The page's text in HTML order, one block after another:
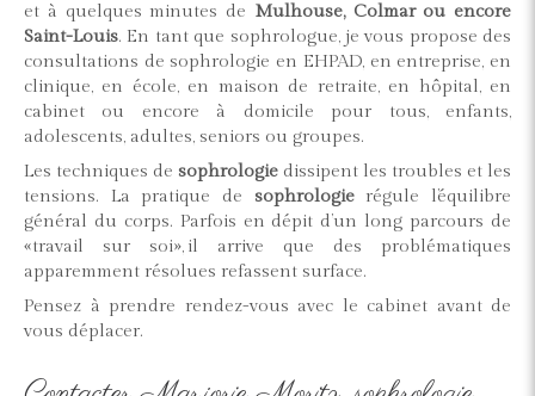
et à quelques minutes de Mulhouse, Colmar ou encore
Saint-Louis. En tant que sophrologue, je vous propose des
consultations de sophrologie en EHPAD, en entreprise, en
clinique, en école, en maison de retraite, en hôpital, en
cabinet ou encore à domicile pour tous, enfants,
adolescents, adultes, seniors ou groupes.
Les techniques de sophrologie dissipent les troubles et les
tensions. La pratique de sophrologierégule l’équilibre
général du corps. Parfois en dépit d’un long parcours de
«travail sur soi», il arrive que des problématiques
apparemment résolues refassent surface.
Pensez à prendre rendez-vous avec le cabinet avant de
vous déplacer.